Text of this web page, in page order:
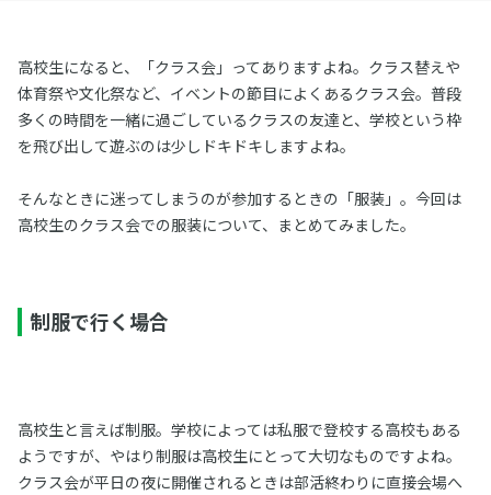
高校生になると、「クラス会」ってありますよね。クラス替えや
体育祭や文化祭など、イベントの節目によくあるクラス会。普段
多くの時間を一緒に過ごしているクラスの友達と、学校という枠
を飛び出して遊ぶのは少しドキドキしますよね。
そんなときに迷ってしまうのが参加するときの「服装」。今回は
高校生のクラス会での服装について、まとめてみました。
制服で行く場合
高校生と言えば制服。学校によっては私服で登校する高校もある
ようですが、やはり制服は高校生にとって大切なものですよね。
クラス会が平日の夜に開催されるときは部活終わりに直接会場へ